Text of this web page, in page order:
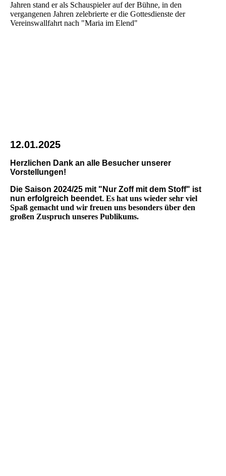
Jahren stand er als Schauspieler auf der Bühne, in den
vergangenen Jahren zelebrierte er die Gottesdienste der
Vereinswallfahrt nach "Maria im Elend"
12.01.2025
Herzlichen Dank an alle Besucher unserer
Vorstellungen!
Die Saison 2024/25 mit "Nur Zoff mit dem Stoff" ist
nun erfolgreich beendet. Es hat uns wieder sehr viel
Spaß gemacht und wir freuen uns besonders über den
großen Zuspruch unseres Publikums.